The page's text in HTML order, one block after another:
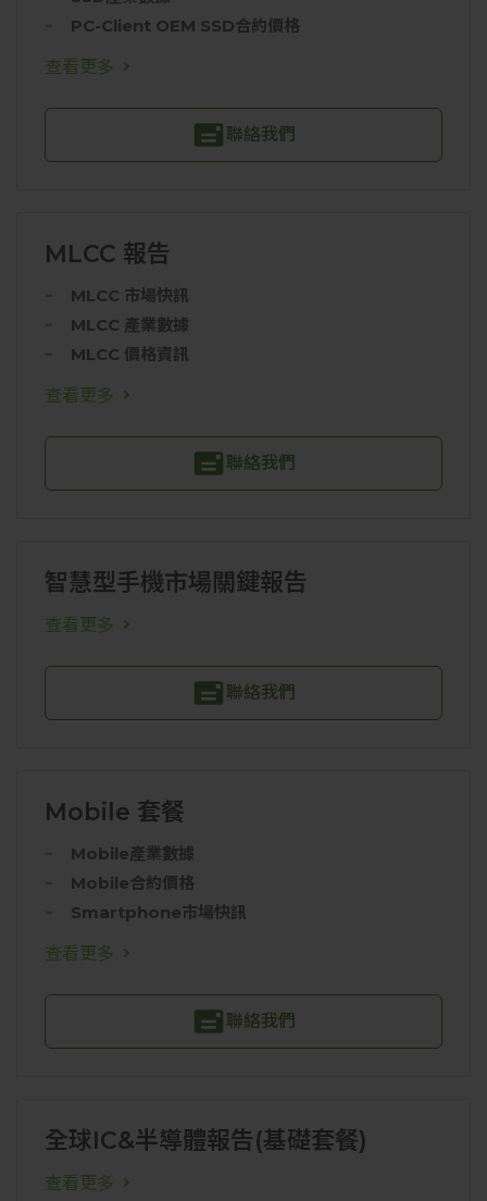
PC-Client OEM SSD合約價格
查看更多
聯絡我們
MLCC 報告
MLCC 市場快訊
MLCC 產業數據
MLCC 價格資訊
查看更多
聯絡我們
智慧型手機市場關鍵報告
查看更多
聯絡我們
Mobile 套餐
Mobile產業數據
Mobile合約價格
Smartphone市場快訊
查看更多
聯絡我們
全球IC&半導體報告(基礎套餐)
查看更多